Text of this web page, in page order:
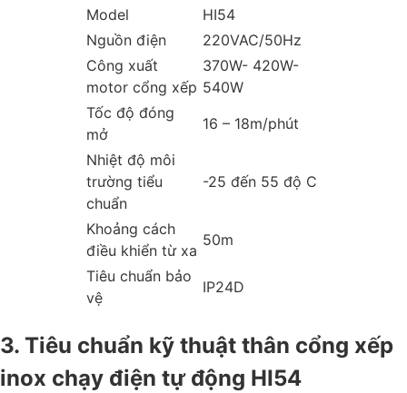
Model
HI54
Nguồn điện
220VAC/50Hz
Công xuất
motor cổng xếp
370W- 420W-
540W
Tốc độ đóng
mở
16 – 18m/phút
Nhiệt độ môi
trường tiểu
chuẩn
-25 đến 55 độ C
Khoảng cách
điều khiển từ xa
50m
Tiêu chuẩn bảo
vệ
IP24D
3. Tiêu chuẩn kỹ thuật thân cổng xếp
inox chạy điện tự động HI54